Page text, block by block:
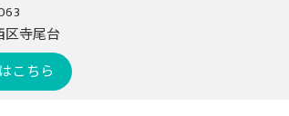
寺尾台
こちら